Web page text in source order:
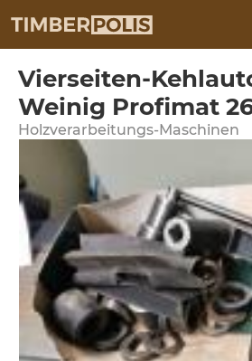
Vierseiten-
Weinig Profimat
Holzverarbeitungs-Maschinen